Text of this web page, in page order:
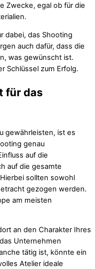
Zwecke, egal ob für die
dabei, das Shooting
auch dafür, dass die
was gewünscht ist.
Schlüssel zum Erfolg.
für das
gewährleisten, ist es
genau
auf die
auf die gesamte
sollten sowohl
gezogen werden.
am meisten
an den Charakter Ihres
Unternehmen
tätig ist, könnte ein
Atelier ideale